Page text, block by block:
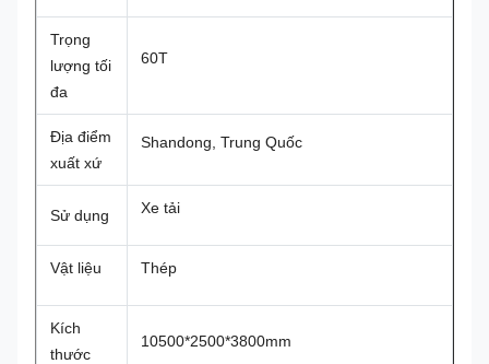
Trọng
lượng tối
đa
60T
Địa điểm
xuất xứ
Shandong, Trung Quốc
Sử dụng Xe tải
Vật liệu Thép
Kích
thước
10500*2500*3800mm